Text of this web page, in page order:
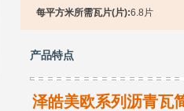
每平方米所需瓦片(片):6.8片
产品特点
泽皓美欧系列沥青瓦